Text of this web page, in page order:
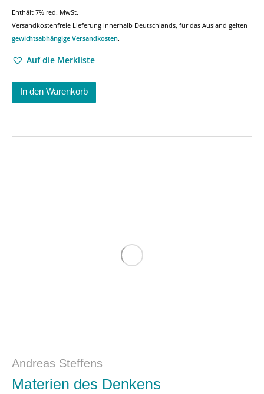
Enthält 7% red. MwSt.
Versandkostenfreie Lieferung innerhalb Deutschlands, für das Ausland gelten
gewichtsabhängige Versandkosten.
Auf die Merkliste
In den Warenkorb
Andreas Steffens
Materien des Denkens